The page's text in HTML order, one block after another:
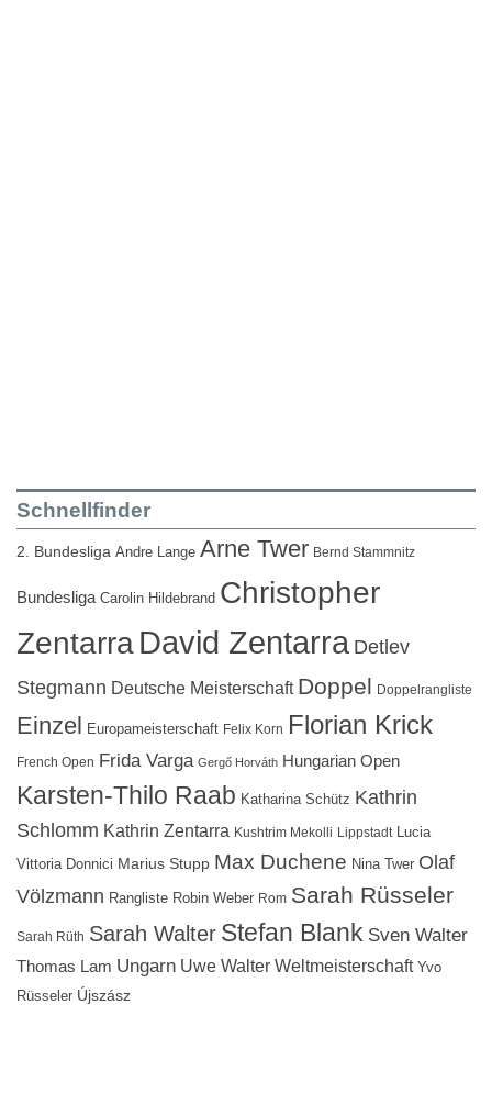
Schnellfinder
2. Bundesliga Andre Lange Arne Twer Bernd Stammnitz
Bundesliga Carolin Hildebrand Christopher
ZentarraDavid Zentarra Detlev
Stegmann Deutsche Meisterschaft Doppel Doppelrangliste
Einzel Europameisterschaft Felix Korn Florian Krick
French Open Frida Varga Gergő Horváth Hungarian Open
Karsten-Thilo Raab Katharina Schütz Kathrin
Schlomm Kathrin Zentarra Kushtrim Mekolli Lippstadt Lucia
Vittoria Donnici Marius Stupp Max Duchene Nina Twer Olaf
Völzmann Rangliste Robin Weber Rom Sarah Rüsseler
Sarah Rüth Sarah Walter Stefan Blank Sven Walter
Thomas Lam Ungarn Uwe Walter Weltmeisterschaft Yvo
Rüsseler Újszász